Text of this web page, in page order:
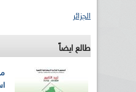
الجزائر
طالع ايضاً